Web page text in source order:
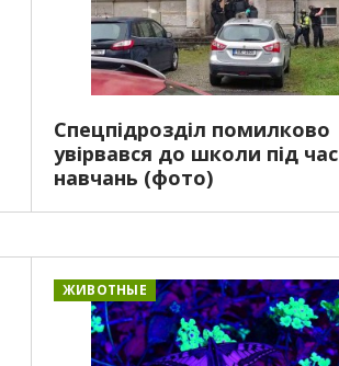
Спецпідрозділ помилково
увірвався до школи під час
навчань (фото)
ЖИВОТНЫЕ